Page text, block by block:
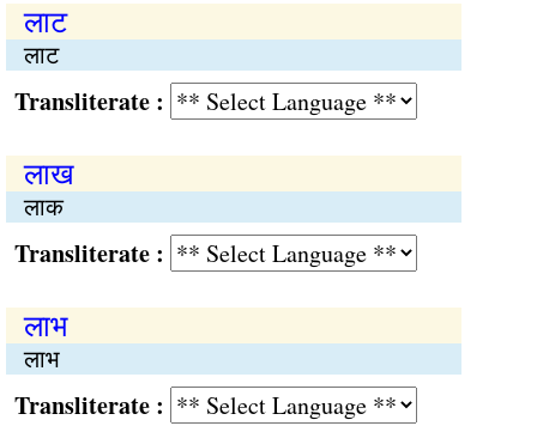
लाट
लाट
:
लाख
लाक
:
लाभ
लाभ
: